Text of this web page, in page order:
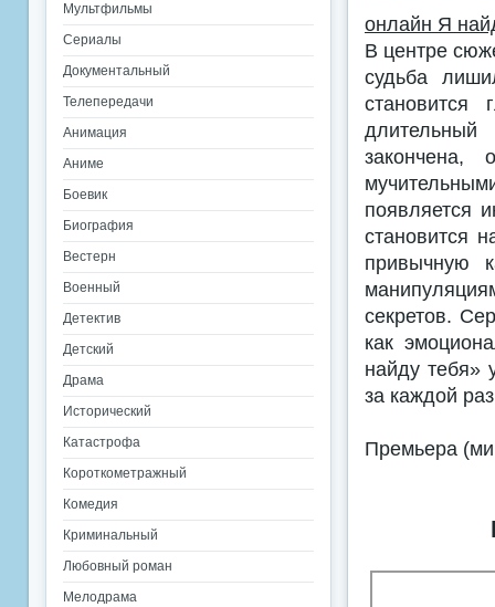
онлайн Я
В центре
судьба
становится
закончена,
появляется
становится
привычную
секретов.
как
найду тебя»
за каждой
Премьера
Мультфильмы
Сериалы
Документальный
Телепередачи
Анимация
Аниме
Боевик
Биография
Вестерн
Военный
Детектив
Детский
Драма
Исторический
Катастрофа
Короткометражный
Комедия
Криминальный
Любовный роман
Мелодрама